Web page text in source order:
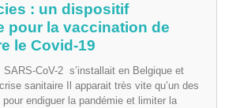
: un dispositif
pour la vaccination de
le Covid-19
CoV-2 s’installait en Belgique et
sanitaire Il apparait très vite qu’un des
endiguer la pandémie et limiter la